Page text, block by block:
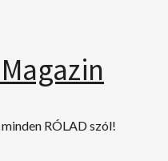
RÓLAD szól!